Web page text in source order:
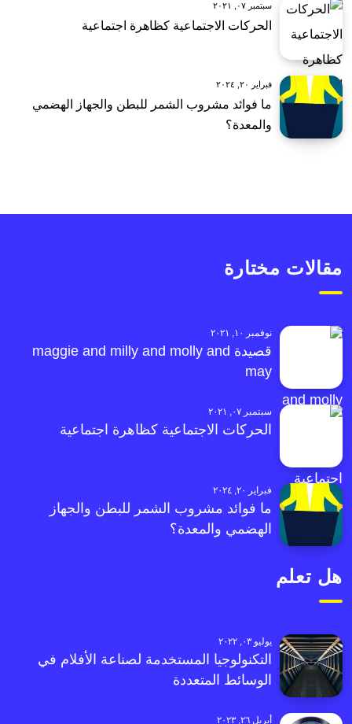
سبتمبر ٠٧, ٢٠٢١
الحركات الاجتماعية كظاهرة اجتماعية
فبراير ٢٠, ٢٠٢٤
ما فوائد مشروب الشمر للبطن والجهاز الهضمي
والمعدة؟
مقالات مختارة
نوفمبر ١٠, ٢٠٢١
قصيدة maggie and milly and molly and
may
سبتمبر ٠٧, ٢٠٢١
الحركات الاجتماعية كظاهرة اجتماعية
فبراير ٢٠, ٢٠٢٤
ما فوائد مشروب الشمر للبطن والجهاز
الهضمي والمعدة؟
هل تعلم
يوليو ٠٣, ٢٠٢٢
التكنولوجيا المستخدمة لصناعة الأفلام في
الوسائط المتعددة
أبريل ٢٦, ٢٠٢٣